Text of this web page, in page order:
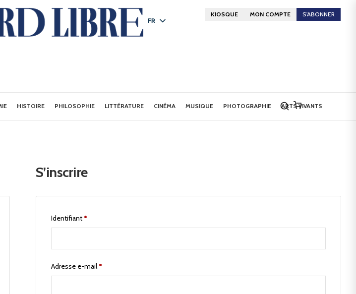
FR
KIOSQUE MON COMPTE S'ABONNER
HISTOIRE PHILOSOPHIE LITTÉRATURE CINÉMA MUSIQUE PHOTOGRAPHIE ARTS VIVANTS
S’inscrire
Identifiant *
Adresse e-mail *